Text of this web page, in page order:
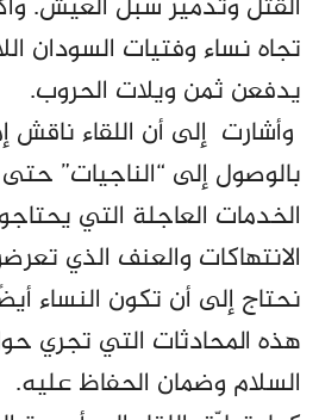
تجاه نساء وفتيات السودان
يدفعن ثمن ويلات الحروب.
وأشارت إلى أن اللقاء ناقش
بالوصول إلى “الناجيات”
الخدمات العاجلة التي
الانتهاكات والعنف الذي
نحتاج إلى أن تكون النساء
هذه المحادثات التي تجري
السلام وضمان الحفاظ عليه.